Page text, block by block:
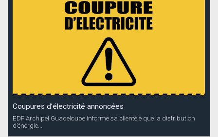
Coupures d’électricité annoncées
EDF Archipel Guadeloupe informe sa clientèle que la distribution
d’énergie...